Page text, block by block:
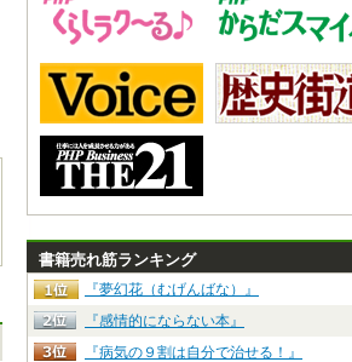
書籍売れ筋ランキング
『夢幻花（むげんばな）』
『感情的にならない本』
『病気の９割は自分で治せる！』